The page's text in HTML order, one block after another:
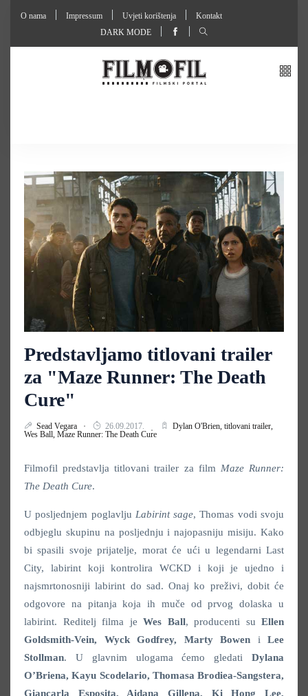
O nama Impressum Uvjeti korištenja
Kontakt
DARK MODE
Predstavljamo titlovani trailer
za "Maze Runner: The Death
Cure"
Sead Vegara 26.09.2017. Dylan O'Brien, titlovani trailer,
Wes Ball, Maze Runner: The Death Cure
Filmofil predstavlja titlovani trailer za film Maze Runner:
The Death Cure.
U posljednjem poglavlju Labirint sage, Thomas vodi svoju
odbjeglu skupinu na posljednju i najopasniju misiju. Kako
bi spasili svoje prijatelje, morat će ući u legendarni Last
City, labirint koji kontrolira WCKD i koji je ujedno i
najsmrtonosniji labirint do sad. Onaj ko preživi, dobit će
odgovore na pitanja koja ih muče od prvog dolaska u
labirint. Reditelj filma je Wes Ball, producenti su Ellen
Goldsmith-Vein, Wyck Godfrey, Marty Bowen i Lee
Stollman. U glavnim ulogama ćemo gledati Dylana
O’Briena, Kayu Scodelario, Thomasa Brodiea-Sangstera,
Giancarla Esposita, Aidana Gillena, Ki Hong Lee,